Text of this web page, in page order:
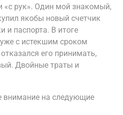
«с рук». Один мой знакомый,
якобы новый счетчик
и паспорта. В итоге
с истекшим сроком
его принимать,
Двойные траты и
внимание на следующие